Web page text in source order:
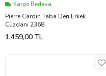
Kargo Bedava
Pierre Cardin Taba Deri Erkek
Cüzdanı 2368
1.459,00 TL